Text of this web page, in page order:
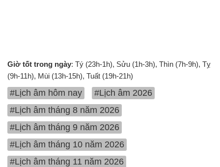
Giờ tốt trong ngày: Tý (23h-1h), Sửu (1h-3h), Thìn (7h-9h), Tỵ
(9h-11h), Mùi (13h-15h), Tuất (19h-21h)
#Lịch âm hôm nay
#Lịch âm 2026
#Lịch âm tháng 8 năm 2026
#Lịch âm tháng 9 năm 2026
#Lịch âm tháng 10 năm 2026
#Lịch âm tháng 11 năm 2026